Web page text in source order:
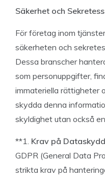
Säkerhet och
För företag inom
säkerheten och
Dessa branscher
som personuppgifter,
immateriella rättigheter
skydda denna
skyldighet utan också
**1. Krav på Dataskydd
GDPR (General Data
strikta krav på